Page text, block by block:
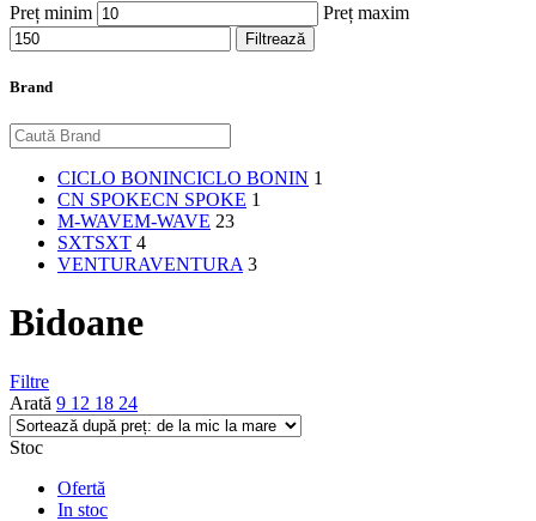
Preț minim Preț maxim
Filtrează
Brand
CICLO BONINCICLO BONIN 1
CN SPOKECN SPOKE 1
M-WAVEM-WAVE 23
SXTSXT 4
VENTURAVENTURA 3
Bidoane
Filtre
Arată 9 12 18 24
Stoc
Ofertă
In stoc